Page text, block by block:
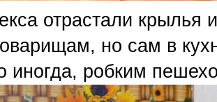
отрастали крылья
но сам в
иногда, робким